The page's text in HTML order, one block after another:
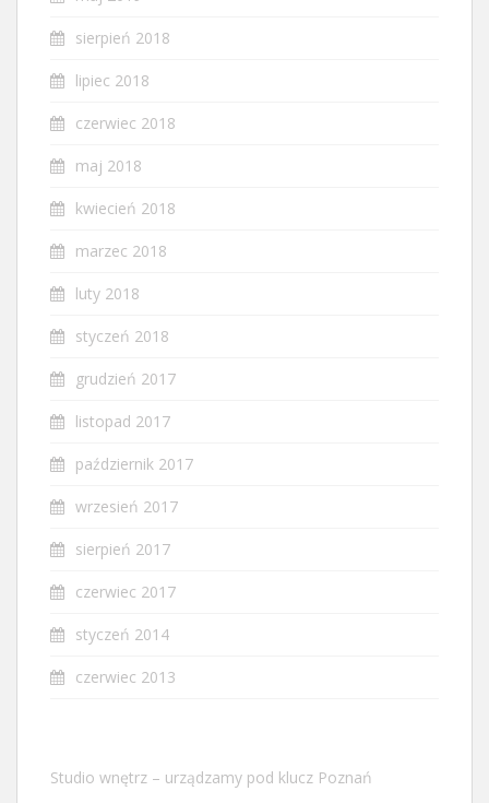
sierpień 2018
lipiec 2018
czerwiec 2018
maj 2018
kwiecień 2018
marzec 2018
luty 2018
styczeń 2018
grudzień 2017
listopad 2017
październik 2017
wrzesień 2017
sierpień 2017
czerwiec 2017
styczeń 2014
czerwiec 2013
Studio wnętrz – urządzamy pod klucz Poznań